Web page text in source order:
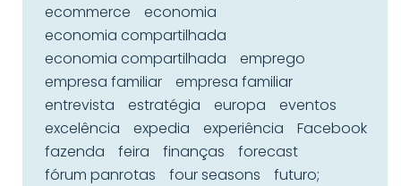
ecommerce
economia
economia compartilhada
economia compartilhada
emprego
empresa familiar
empresa familiar
entrevista
estratégia europa
eventos
excelência
expedia experiência
Facebook
fazenda
feira finanças
forecast
fórum panrotas
four seasons
futuro;